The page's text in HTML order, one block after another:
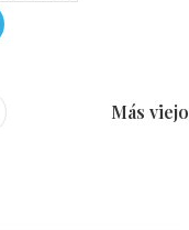
Más viejo